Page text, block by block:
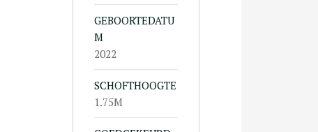
GEBOORTEDATU
M
2022
SCHOFTHOOGTE
1.75M